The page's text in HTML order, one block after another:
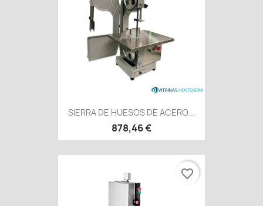
SIERRA DE HUESOS DE ACERO...
878,46 €
favorite_border